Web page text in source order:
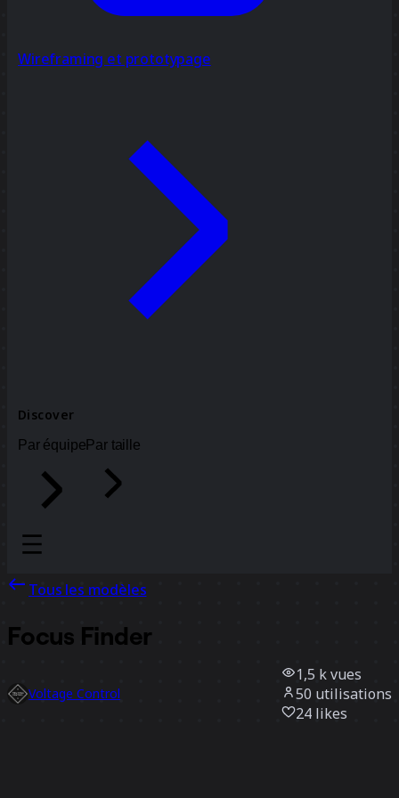
Wireframing et prototypage
Discover
Par équipePar taille
Tous les modèles
Focus Finder
Voltage Control
1,5 kvues
50 utilisations
24 likes